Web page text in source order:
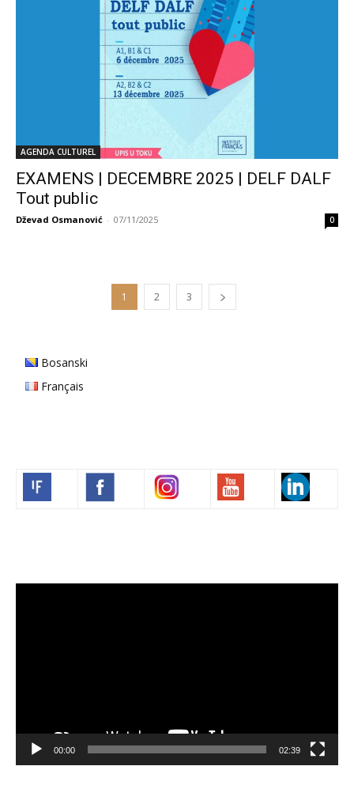
AGENDA CULTUREL
EXAMENS | DECEMBRE 2025 | DELF DALF
Tout public
Dževad Osmanović - 07/11/2025 0
1 2 3
Bosanski
Français
00:00 02:39